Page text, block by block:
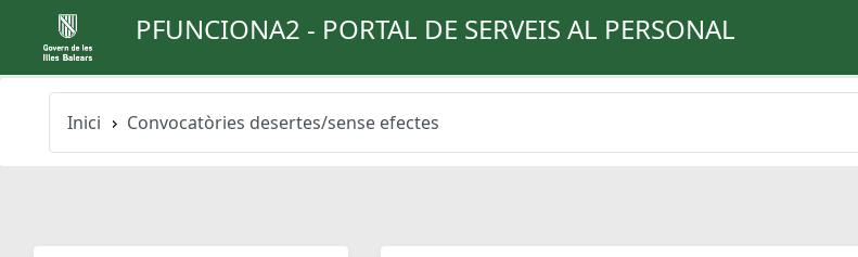
PFUNCIONA2 - PORTAL DE SERVEIS AL PERSONAL
Inici Convocatòries desertes/sense efectes